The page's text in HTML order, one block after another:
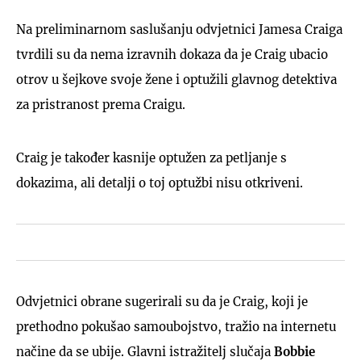
Na preliminarnom saslušanju odvjetnici Jamesa Craiga
tvrdili su da nema izravnih dokaza da je Craig ubacio
otrov u šejkove svoje žene i optužili glavnog detektiva
za pristranost prema Craigu.
Craig je također kasnije optužen za petljanje s
dokazima, ali detalji o toj optužbi nisu otkriveni.
Odvjetnici obrane sugerirali su da je Craig, koji je
prethodno pokušao samoubojstvo, tražio na internetu
načine da se ubije. Glavni istražitelj slučaja Bobbie